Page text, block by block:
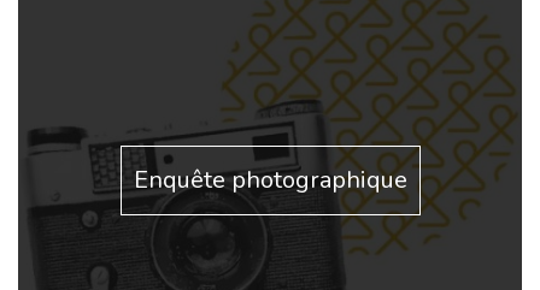
Enquête photographique